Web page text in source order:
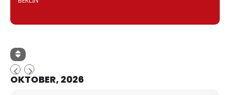
OKTOBER, 2026